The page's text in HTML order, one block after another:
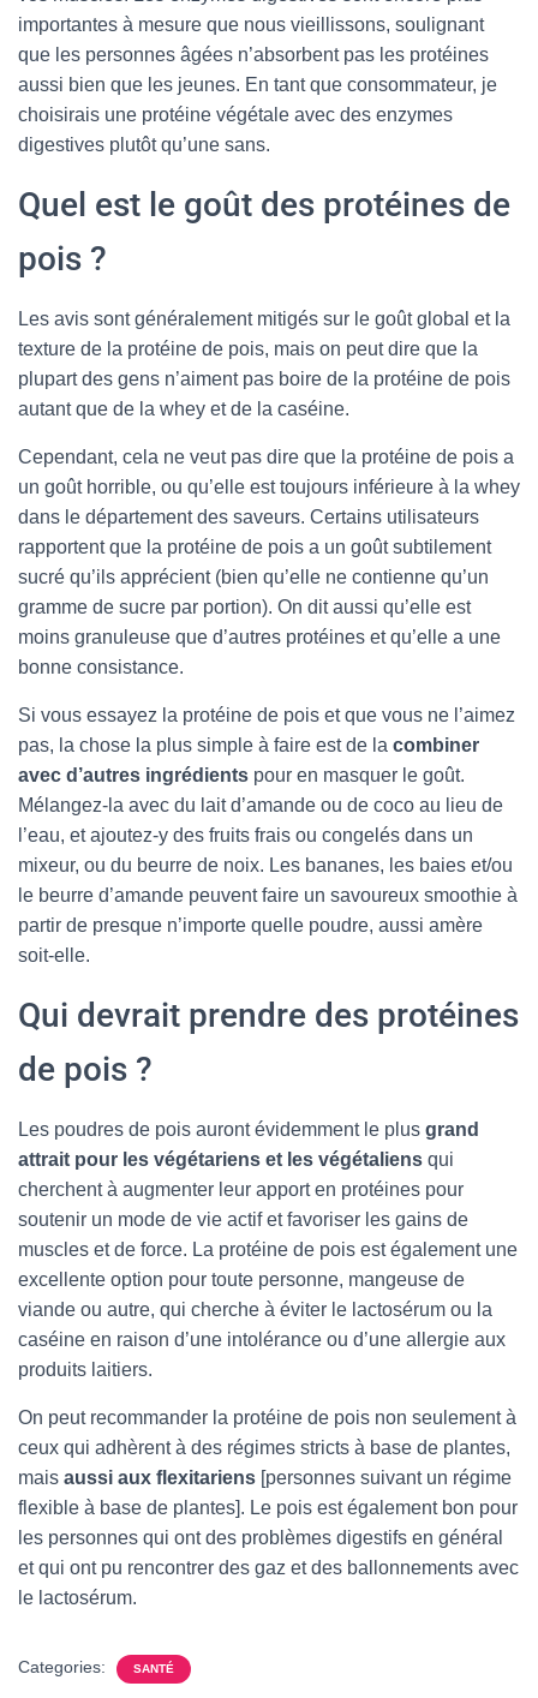
importantes à mesure que nous vieillissons, soulignant
que les personnes âgées n’absorbent pas les protéines
aussi bien que les jeunes. En tant que consommateur, je
choisirais une protéine végétale avec des enzymes
digestives plutôt qu’une sans.
Quel est le goût des protéines de
pois ?
Les avis sont généralement mitigés sur le goût global et la
texture de la protéine de pois, mais on peut dire que la
plupart des gens n’aiment pas boire de la protéine de pois
autant que de la whey et de la caséine.
Cependant, cela ne veut pas dire que la protéine de pois a
un goût horrible, ou qu’elle est toujours inférieure à la whey
dans le département des saveurs. Certains utilisateurs
rapportent que la protéine de pois a un goût subtilement
sucré qu’ils apprécient (bien qu’elle ne contienne qu’un
gramme de sucre par portion). On dit aussi qu’elle est
moins granuleuse que d’autres protéines et qu’elle a une
bonne consistance.
Si vous essayez la protéine de pois et que vous ne l’aimez
pas, la chose la plus simple à faire est de la combiner
avec d’autres ingrédients pour en masquer le goût.
Mélangez-la avec du lait d’amande ou de coco au lieu de
l’eau, et ajoutez-y des fruits frais ou congelés dans un
mixeur, ou du beurre de noix. Les bananes, les baies et/ou
le beurre d’amande peuvent faire un savoureux smoothie à
partir de presque n’importe quelle poudre, aussi amère
soit-elle.
Qui devrait prendre des protéines
de pois ?
Les poudres de pois auront évidemment le plus grand
attrait pour les végétariens et les végétaliens qui
cherchent à augmenter leur apport en protéines pour
soutenir un mode de vie actif et favoriser les gains de
muscles et de force. La protéine de pois est également une
excellente option pour toute personne, mangeuse de
viande ou autre, qui cherche à éviter le lactosérum ou la
caséine en raison d’une intolérance ou d’une allergie aux
produits laitiers.
On peut recommander la protéine de pois non seulement à
ceux qui adhèrent à des régimes stricts à base de plantes,
mais aussi aux flexitariens [personnes suivant un régime
flexible à base de plantes]. Le pois est également bon pour
les personnes qui ont des problèmes digestifs en général
et qui ont pu rencontrer des gaz et des ballonnements avec
le lactosérum.
Categories: SANTÉ